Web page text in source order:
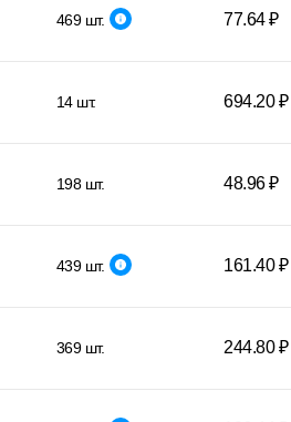
469 шт. 77.64 ₽
14 шт. 694.20 ₽
198 шт. 48.96 ₽
439 шт. 161.40 ₽
369 шт. 244.80 ₽